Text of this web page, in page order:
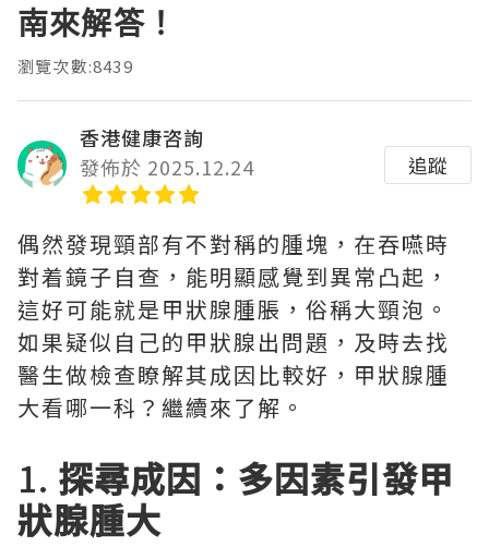
南來解答！
瀏覽次數:8439
香港健康咨詢
發佈於 2025.12.24
追蹤
偶然發現頸部有不對稱的腫塊，在吞嚥時
對着鏡子自查，能明顯感覺到異常凸起，
這好可能就是甲狀腺腫脹，俗稱大頸泡。
如果疑似自己的甲狀腺出問題，及時去找
醫生做檢查瞭解其成因比較好，甲狀腺腫
大看哪一科？繼續來了解。
1. 探尋成因：多因素引發甲
狀腺腫大